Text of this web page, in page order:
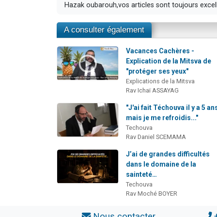
Hazak oubarouh,vos articles sont toujours
A consulter également
Vacances Cachères -
Explication de la Mitsva de
"protéger ses yeux"
Explications de la Mitsva
Rav Ichaï ASSAYAG
"J'ai fait Téchouva il y a 5
mais je me refroidis..."
Techouva
Rav Daniel SCEMAMA
J’ai de grandes difficultés
dans le domaine de la
sainteté…
Techouva
Rav Moché BOYER